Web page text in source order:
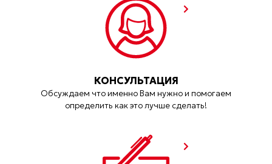
КОНСУЛЬТАЦИЯ
Обсуждаем что именно Вам нужно и помогаем
определить как это лучше сделать!